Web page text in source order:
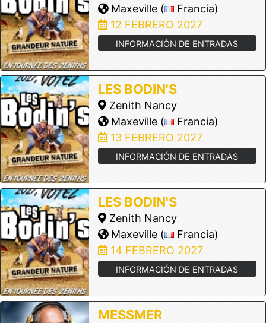
Maxeville (
Francia)
12 FEBRERO 2027
INFORMACIÓN DE ENTRADAS
LES BODIN'S
Zenith Nancy
Maxeville (
Francia)
13 FEBRERO 2027
INFORMACIÓN DE ENTRADAS
LES BODIN'S
Zenith Nancy
Maxeville (
Francia)
14 FEBRERO 2027
INFORMACIÓN DE ENTRADAS
MESSMER